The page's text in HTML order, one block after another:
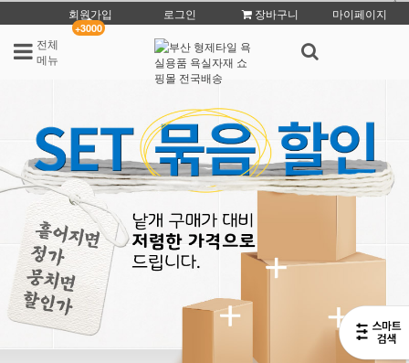
회원가입
+3000
로그인 장바구니
마이페이지
전체
메뉴